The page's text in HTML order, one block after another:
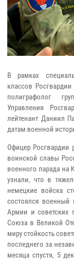
В рамках
классов
полиграфолог
Управления
лейтенант Даниил
датам военной
Офицер Росгвардии
воинской славы
военного парада на
узнали, что в
немецкие войска
состоялся
Армии и советских
Союза в Великой
миру стойкость
последнего за
месяца спустя, 5